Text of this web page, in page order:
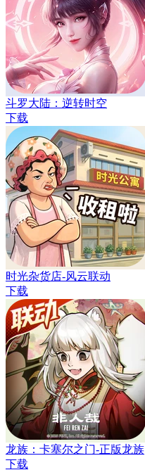
斗罗大陆：逆转时空
下载
时光杂货店-风云联动
下载
龙族：卡塞尔之门-正版龙族
下载